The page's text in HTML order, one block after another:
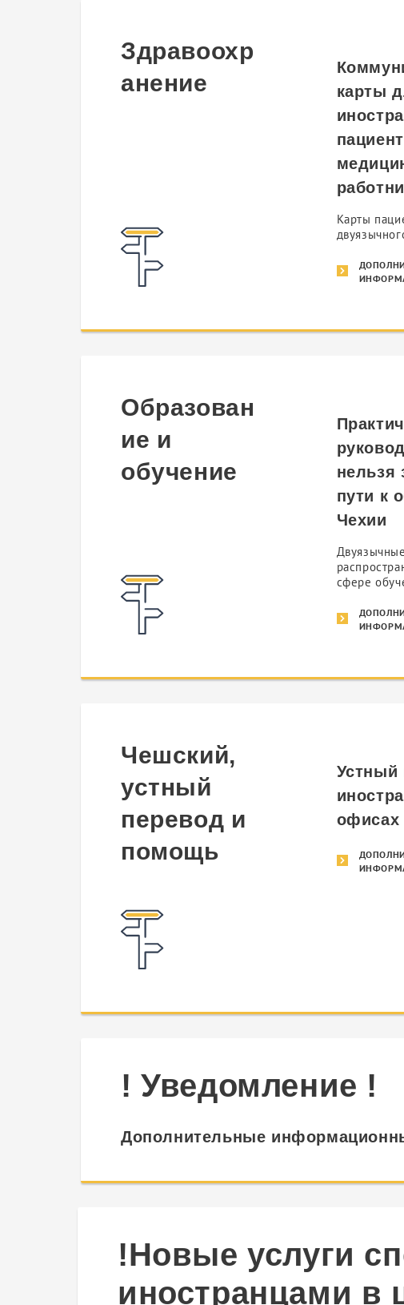
Здравоохр
анение
карты
Карты
Образован
ие и
обучение
нельзя
пути к
Чехии
сфере
Чешский,
устный
перевод и
помощь
Устный
офисах
! Уведомление !
Дополнительные
!Новые услуги
иностранцами в